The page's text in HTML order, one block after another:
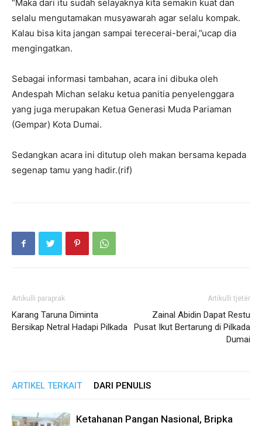
“Maka dari itu sudah selayaknya kita semakin kuat dan
selalu mengutamakan musyawarah agar selalu kompak.
Kalau bisa kita jangan sampai terecerai-berai,”ucap dia
mengingatkan.
Sebagai informasi tambahan, acara ini dibuka oleh
Andespah Michan selaku ketua panitia penyelenggara
yang juga merupakan Ketua Generasi Muda Pariaman
(Gempar) Kota Dumai.
Sedangkan acara ini ditutup oleh makan bersama kepada
segenap tamu yang hadir.(rif)
Artikulli paraprak
Karang Taruna Diminta
Bersikap Netral Hadapi Pilkada
Artikulli tjetër
Zainal Abidin Dapat Restu
Pusat Ikut Bertarung di Pilkada
Dumai
ARTIKEL TERKAIT DARI PENULIS
Ketahanan Pangan Nasional, Bripka